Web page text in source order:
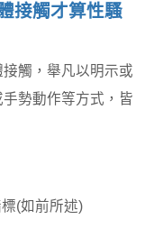
接觸才算性騷
觸，舉凡以明示或
勢動作等方式，皆
(如前所述)